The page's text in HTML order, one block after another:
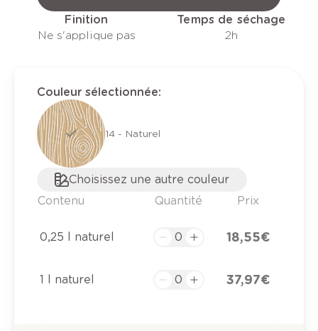
Finition
Ne s'applique pas
Temps de séchage
2h
Couleur sélectionnée:
14 - Naturel
Choisissez une autre couleur
Contenu
Quantité Prix
0,25 l naturel 18,55 €
1 l naturel 37,97 €